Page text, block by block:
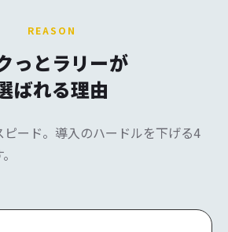
REASON
っとラリーが
ばれる理由
ード。導入のハードルを下げる4